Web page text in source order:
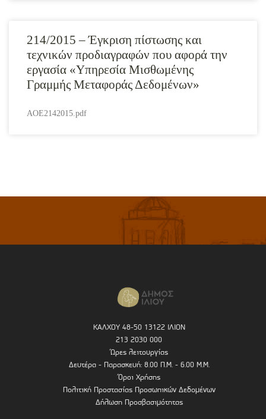
214/2015 – Έγκριση πίστωσης και
τεχνικών προδιαγραφών που αφορά την
εργασία «Υπηρεσία Μισθωμένης
Γραμμής Μεταφοράς Δεδομένων»
AOE2142015.pdf
ΚΑΛΧΟΥ 48-50 13122 ΙΛΙΟΝ
213 2030 000
Ώρες λειτουργίας
Δευτέρα - Παρασκευή: 8.00 Π.Μ. - 6.00 Μ.Μ.
Όροι Χρήσης
Πολιτική Προστασίας Προσωπικών Δεδομένων
Δήλωση Προσβασιμότητας